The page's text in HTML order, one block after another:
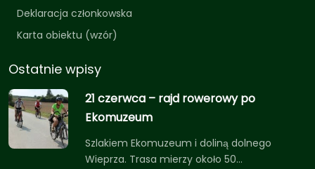
Deklaracja członkowska
Karta obiektu (wzór)
Ostatnie wpisy
21 czerwca – rajd rowerowy po
Ekomuzeum
Szlakiem Ekomuzeum i doliną dolnego
Wieprza. Trasa mierzy około 50…